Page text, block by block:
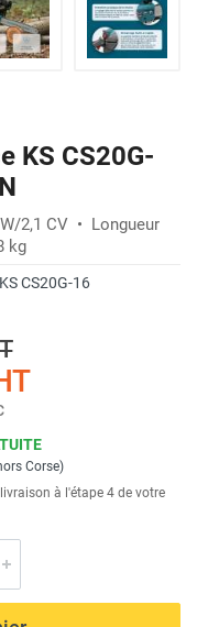
KS CS20G-
2,1 CV • Longueur
kg
KS CS20G-16
Corse)
à l'étape 4 de votre